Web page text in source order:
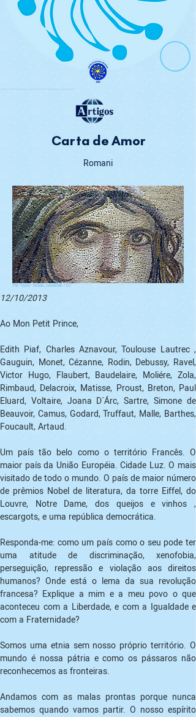
Carta de Amor
Romani
The "Gypsy" mosaic, Dosseman / CC
12/10/2013
Ao Mon Petit Prince,
Edith Piaf, Charles Aznavour, Toulouse Lautrec ,
Gauguin, Monet, Cézanne, Rodin, Debussy, Ravel,
Victor Hugo, Flaubert, Baudelaire, Moliére, Zola,
Rimbaud, Delacroix, Matisse, Proust, Breton, Paul
Eluard, Voltaire, Joana D´Árc, Sartre, Simone de
Beauvoir, Camus, Godard, Truffaut, Malle, Barthes,
Foucault, Artaud.
Um país tão belo como o território Francês. O
maior país da União Européia. Cidade Luz. O mais
visitado de todo o mundo. O país de maior número
de prêmios Nobel de literatura, da torre Eiffel, do
Louvre, Notre Dame, dos queijos e vinhos ,
escargots, e uma república democrática.
Responda-me: como um país como o seu pode ter
uma atitude de discriminação, xenofobia,
perseguição, repressão e violação aos direitos
humanos? Onde está o lema da sua revolução
francesa? Explique a mim e a meu povo o que
aconteceu com a Liberdade, e com a Igualdade e
com a Fraternidade?
Somos uma etnia sem nosso próprio território. O
mundo é nossa pátria e como os pássaros não
reconhecemos as fronteiras.
Andamos com as malas prontas porque nunca
sabemos quando vamos partir. O nosso espírito